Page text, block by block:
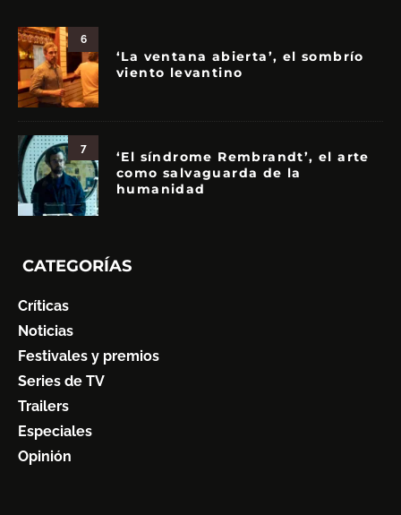
6
‘La ventana abierta’, el sombrío
viento levantino
7
‘El síndrome Rembrandt’, el arte
como salvaguarda de la
humanidad
CATEGORÍAS
Críticas
Noticias
Festivales y premios
Series de TV
Trailers
Especiales
Opinión